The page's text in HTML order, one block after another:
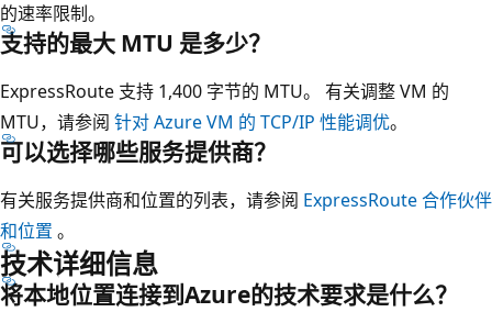
的速率限制。
支持的最大 MTU 是多少？
ExpressRoute 支持 1,400 字节的 MTU。 有关调整 VM 的
MTU，请参阅 针对 Azure VM 的 TCP/IP 性能调优。
可以选择哪些服务提供商？
有关服务提供商和位置的列表，请参阅 ExpressRoute 合作伙伴
和位置。
技术详细信息
将本地位置连接到Azure的技术要求是什么？